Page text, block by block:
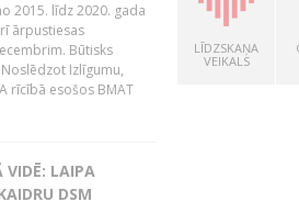
2015. līdz 2020. gada
ārpustiesas
Būtisks
Izlīgumu,
rīcībā esošos BMAT
VIDĒ: LAIPA
DSM
LĪDZSKAŅA
VEIKALS